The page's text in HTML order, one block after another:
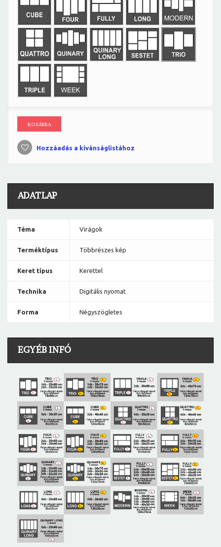
KOSÁRBA
Hozzáadás a kívánságlistához
ADATLAP
Téma Virágok
Terméktípus Többrészes kép
Keret típus Kerettel
Technika Digitális nyomat
Forma Négyszögletes
EGYÉB INFÓ